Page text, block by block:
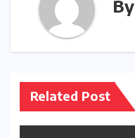
By
Related Post